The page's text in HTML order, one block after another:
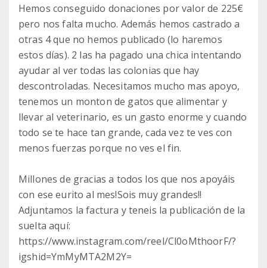
Hemos conseguido donaciones por valor de 225€
pero nos falta mucho. Además hemos castrado a
otras 4 que no hemos publicado (lo haremos
estos días). 2 las ha pagado una chica intentando
ayudar al ver todas las colonias que hay
descontroladas. Necesitamos mucho mas apoyo,
tenemos un monton de gatos que alimentar y
llevar al veterinario, es un gasto enorme y cuando
todo se te hace tan grande, cada vez te ves con
menos fuerzas porque no ves el fin.
Millones de gracias a todos los que nos apoyáis
con ese eurito al mes!Sois muy grandes!!
Adjuntamos la factura y teneis la publicación de la
suelta aquí:
https://www.instagram.com/reel/Cl0oMthoorF/?
igshid=YmMyMTA2M2Y=